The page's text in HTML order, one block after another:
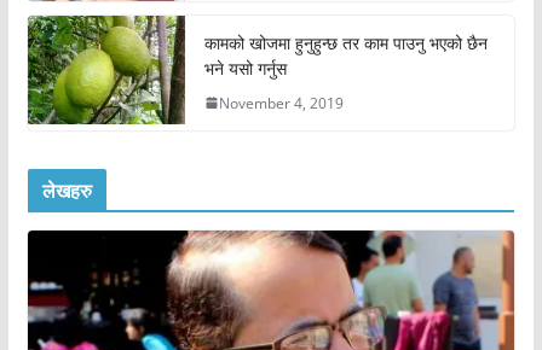
कामको खोजमा हुनुहुन्छ तर काम पाउनु भएको छैन
भने यसो गर्नुस
November 4, 2019
लेखहरु